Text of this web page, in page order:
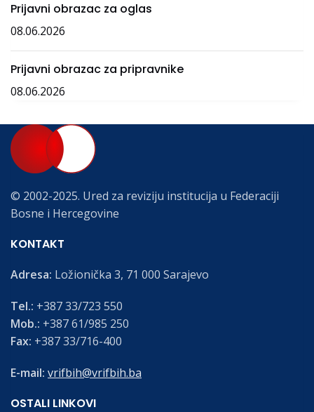
Prijavni obrazac za oglas
08.06.2026
Prijavni obrazac za pripravnike
08.06.2026
© 2002-2025. Ured za reviziju institucija u Federaciji
Bosne i Hercegovine
KONTAKT
Adresa: Ložionička 3, 71 000 Sarajevo
Tel.: +387 33/723 550
Mob.: +387 61/985 250
Fax: +387 33/716-400
E-mail: vrifbih@vrifbih.ba
OSTALI LINKOVI